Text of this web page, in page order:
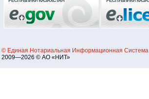
© Единая Нотариальная Информационная Система
2009—2026 © АО «НИТ»